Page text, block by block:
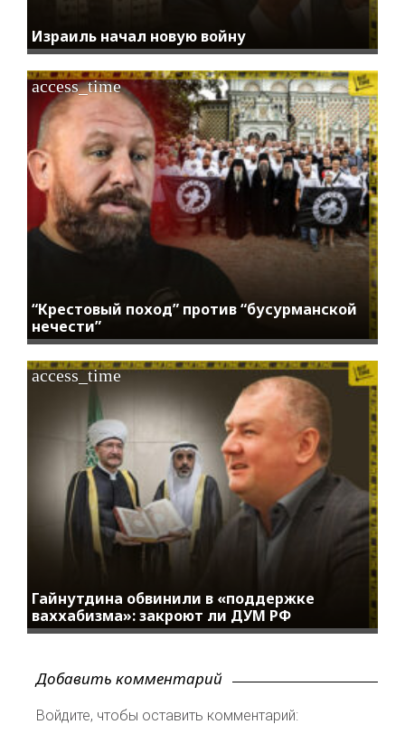
Израиль начал новую войну
“Крестовый поход” против “бусурманской
нечести”
access_time
Гайнутдина обвинили в «поддержке
ваххабизма»: закроют ли ДУМ РФ
access_time
Добавить комментарий
Войдите, чтобы оставить комментарий: